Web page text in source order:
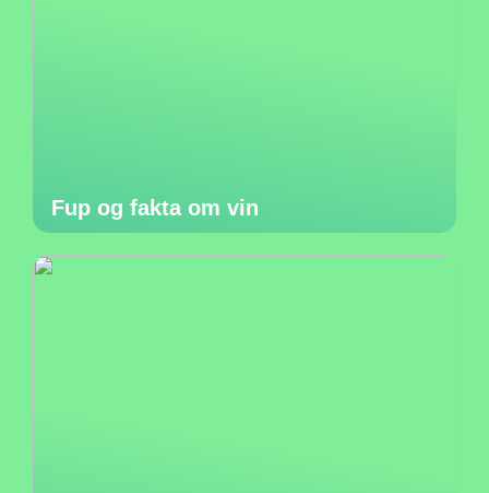
Fup og fakta om vin